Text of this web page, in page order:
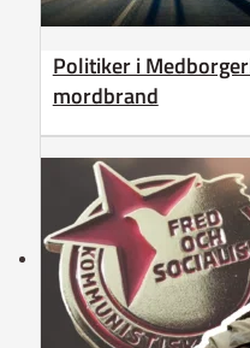
Politiker i
mordbrand